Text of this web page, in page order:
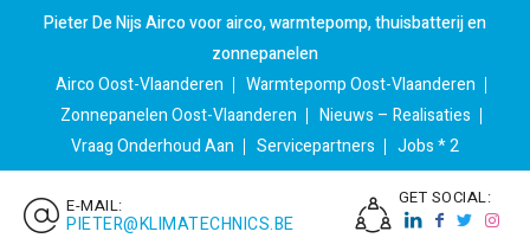
Pieter De Nijs Airco voor airco, warmtepomp, thuisbatterij en
zonnepanelen
Airco Oost-Vlaanderen
Warmtepomp Oost-Vlaanderen
Zonnepanelen Oost-Vlaanderen
Nieuws – Realisaties
Vraag Onderhoud Aan
Servicepartners Jobs * 2
E-MAIL:
PIETER@KLIMATECHNICS.BE
GET SOCIAL: